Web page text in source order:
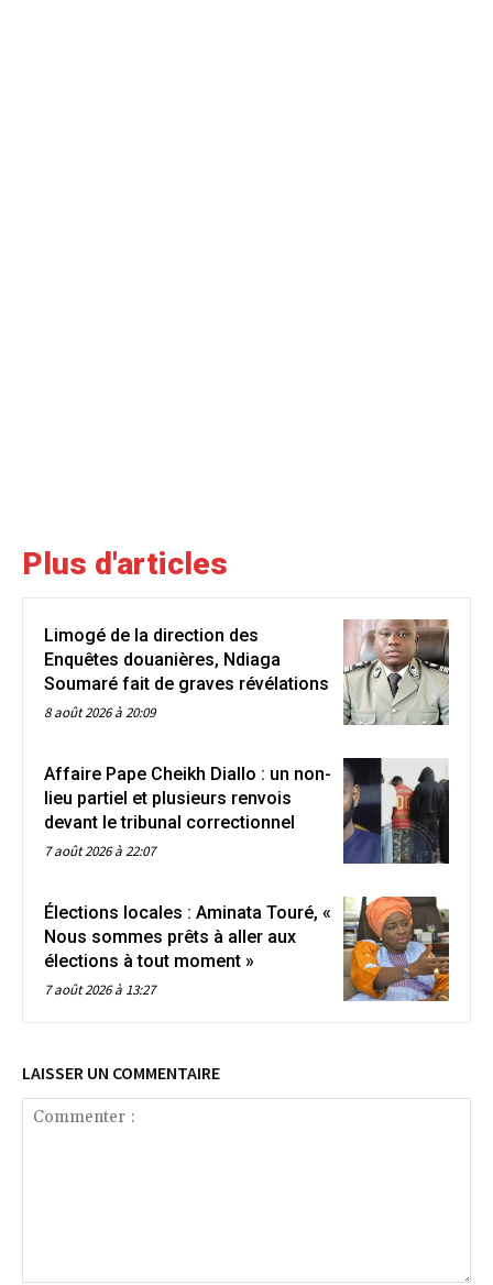
Plus d'articles
Limogé de la direction des
Enquêtes douanières, Ndiaga
Soumaré fait de graves révélations
8 août 2026 à 20:09
Affaire Pape Cheikh Diallo : un non-
lieu partiel et plusieurs renvois
devant le tribunal correctionnel
7 août 2026 à 22:07
Élections locales : Aminata Touré, «
Nous sommes prêts à aller aux
élections à tout moment »
7 août 2026 à 13:27
LAISSER UN COMMENTAIRE